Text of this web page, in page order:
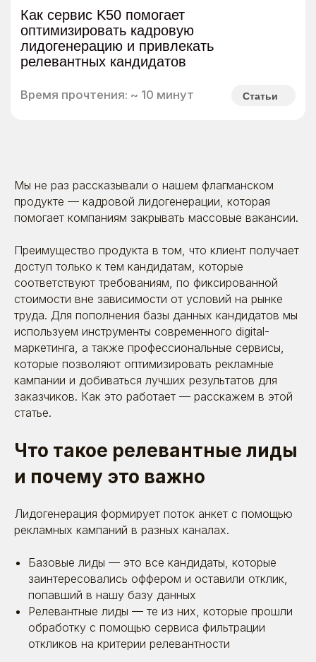
Мы не раз рассказывали о нашем флагманском
продукте — кадровой лидогенерации, которая
помогает компаниям закрывать массовые вакансии.
Преимущество продукта в том, что клиент получает
доступ только к тем кандидатам, которые
соответствуют требованиям, по фиксированной
стоимости вне зависимости от условий на рынке
труда. Для пополнения базы данных кандидатов мы
используем инструменты современного digital-
маркетинга, а также профессиональные сервисы,
которые позволяют оптимизировать рекламные
кампании и добиваться лучших результатов для
заказчиков. Как это работает — расскажем в этой
статье.
Что такое релевантные лиды
и почему это важно
Лидогенерация формирует поток анкет с помощью
рекламных кампаний в разных каналах.
Базовые лиды — это все кандидаты, которые
заинтересовались оффером и оставили отклик,
попавший в нашу базу данных
Релевантные лиды — те из них, которые прошли
обработку с помощью сервиса фильтрации
откликов на критерии релевантности